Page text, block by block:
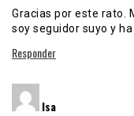
Gracias por este rato.
soy seguidor suyo y
Responder
Isa